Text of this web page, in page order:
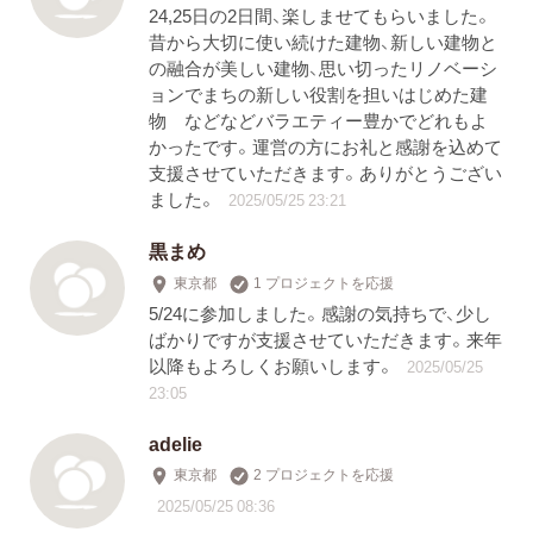
24,25日の2日間、楽しませてもらいました。
昔から大切に使い続けた建物、新しい建物と
の融合が美しい建物、思い切ったリノベーシ
ョンでまちの新しい役割を担いはじめた建
物 などなどバラエティー豊かでどれもよ
かったです。運営の方にお礼と感謝を込めて
支援させていただきます。ありがとうござい
ました。
2025/05/25 23:21
黒まめ
東京都 1 プロジェクトを応援
5/24に参加しました。感謝の気持ちで、少し
ばかりですが支援させていただきます。来年
以降もよろしくお願いします。
2025/05/25
23:05
adelie
東京都 2 プロジェクトを応援
2025/05/25 08:36